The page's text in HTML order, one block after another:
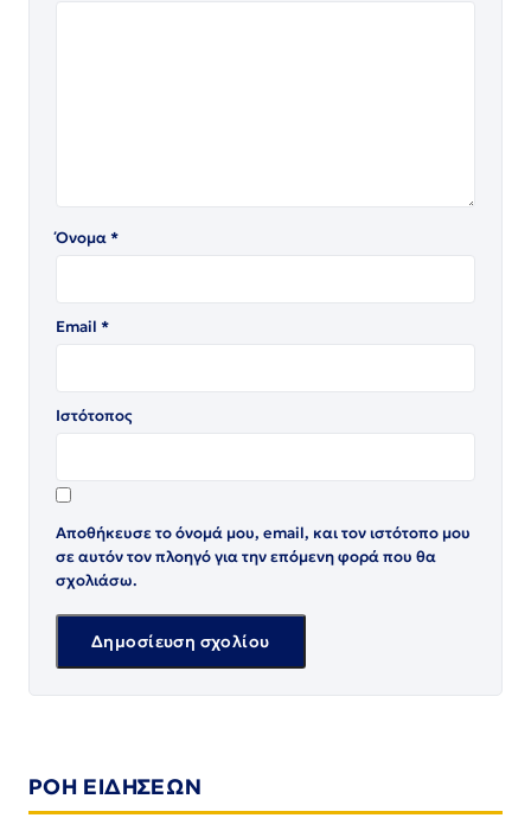
Όνομα*
Email *
Ιστότοπος
Αποθήκευσε το όνομά μου, email, και τον ιστότοπο μου
σε αυτόν τον πλοηγό για την επόμενη φορά που θα
σχολιάσω.
ΡΟΗ ΕΙΔΗΣΕΩΝ